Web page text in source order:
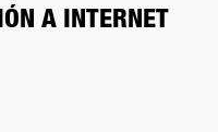
A INTERNET